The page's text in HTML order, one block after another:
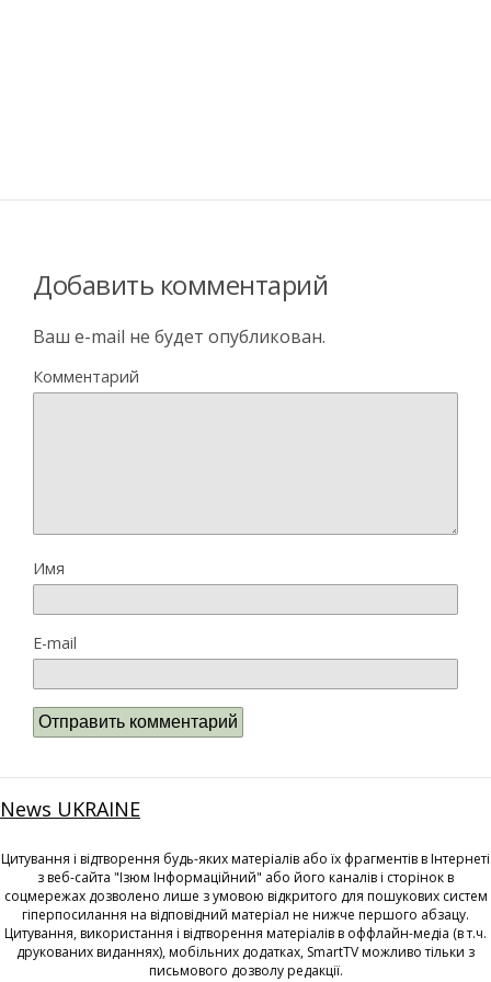
Добавить комментарий
Ваш e-mail не будет опубликован.
Комментарий
Имя
E-mail
News UKRAINE
Цитування і відтворення будь-яких матеріалів або їх фрагментів в Інтернеті
з веб-сайта "Ізюм Інформаційний" або його каналів і сторінок в
соцмережах дозволено лише з умовою відкритого для пошукових систем
гіперпосилання на відповідний матеріал не нижче першого абзацу.
Цитування, використання і відтворення матеріалів в оффлайн-медіа (в т.ч.
друкованих виданнях), мобільних додатках, SmartTV можливо тільки з
письмового дозволу редакції.